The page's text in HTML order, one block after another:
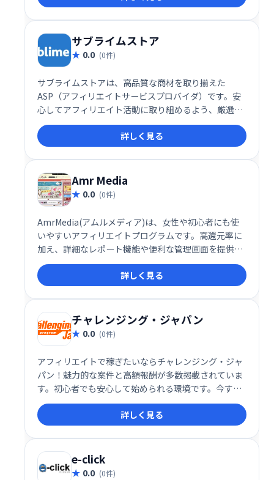
サブライムストア
0.0 (0件)
サブライムストアは、高品質な商材を取り揃えた
ASP（アフィリエイトサービスプロバイダ）です。安
心してアフィリエイト活動に取り組めるよう、厳選さ
れた商品を提供しています。初心者からベテランま
で、幅広いアフィリエイターの方々に最適なサービス
です。充実したサポート体制も魅力の一つです。
詳しく見る
Amr Media
0.0 (0件)
AmrMedia(アムルメディア)は、女性や初心者にも使
いやすいアフィリエイトプログラムです。高還元率に
加え、詳細なレポート機能や便利な管理画面を提供す
ることで、効率的な運用をサポートします。安心して
始められる、魅力的なアフィリエイトサービスです。
詳しく見る
チャレンジング・ジャパン
0.0 (0件)
アフィリエイトで稼ぎたいならチャレンジング・ジャ
パン！魅力的な案件と高額報酬が多数掲載されていま
す。初心者でも安心して始められる環境です。今すぐ
登録して、広告収入で理想の生活を手に入れましょ
う！
詳しく見る
e-click
0.0 (0件)